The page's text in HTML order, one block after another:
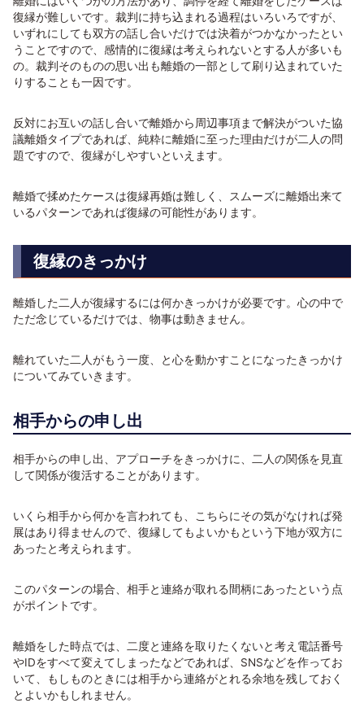
復縁が難しいです。裁判に持ち込まれる過程はいろいろですが、
いずれにしても双方の話し合いだけでは決着がつかなかったとい
うことですので、感情的に復縁は考えられないとする人が多いも
の。裁判そのものの思い出も離婚の一部として刷り込まれていた
りすることも一因です。
反対にお互いの話し合いで離婚から周辺事項まで解決がついた協
議離婚タイプであれば、純粋に離婚に至った理由だけが二人の問
題ですので、復縁がしやすいといえます。
離婚で揉めたケースは復縁再婚は難しく、スムーズに離婚出来て
いるパターンであれば復縁の可能性があります。
復縁のきっかけ
離婚した二人が復縁するには何かきっかけが必要です。心の中で
ただ念じているだけでは、物事は動きません。
離れていた二人がもう一度、と心を動かすことになったきっかけ
についてみていきます。
相手からの申し出
相手からの申し出、アプローチをきっかけに、二人の関係を見直
して関係が復活することがあります。
いくら相手から何かを言われても、こちらにその気がなければ発
展はあり得ませんので、復縁してもよいかもという下地が双方に
あったと考えられます。
このパターンの場合、相手と連絡が取れる間柄にあったという点
がポイントです。
離婚をした時点では、二度と連絡を取りたくないと考え電話番号
やIDをすべて変えてしまったなどであれば、SNSなどを作ってお
いて、もしものときには相手から連絡がとれる余地を残しておく
とよいかもしれません。